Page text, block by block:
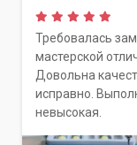
Требовалась
мастерской
Довольна
исправно.
невысокая.